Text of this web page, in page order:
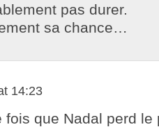
pas durer.
sa chance…
14:23
fois que Nadal perd le